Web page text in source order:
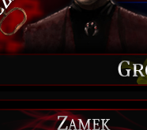
Zamek